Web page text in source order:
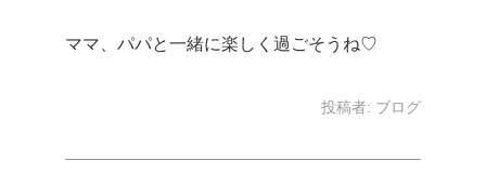
ママ、パパと一緒に楽しく過ごそうね♡
投稿者: ブログ